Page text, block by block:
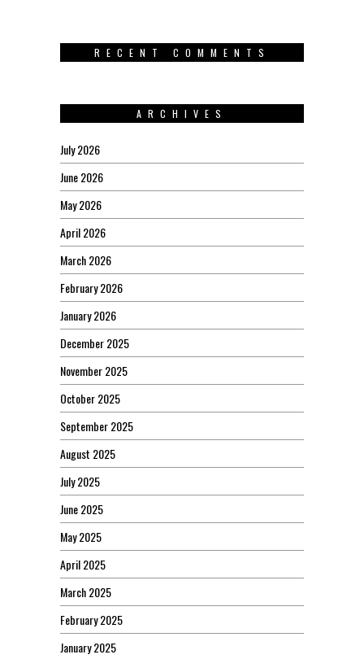
RECENT COMMENTS
ARCHIVES
July 2026
June 2026
May 2026
April 2026
March 2026
February 2026
January 2026
December 2025
November 2025
October 2025
September 2025
August 2025
July 2025
June 2025
May 2025
April 2025
March 2025
February 2025
January 2025